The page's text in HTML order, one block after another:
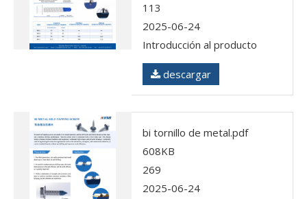
113
2025-06-24
Introducción al producto
descargar
bi tornillo de metal.pdf
608KB
269
2025-06-24